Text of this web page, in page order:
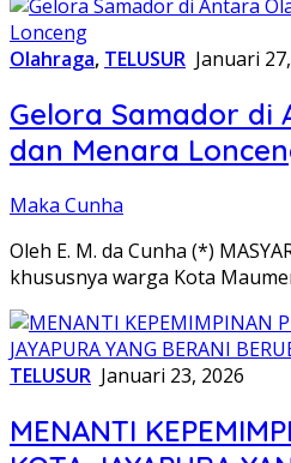
Olahraga, TELUSUR Januari
Gelora Samador di
dan Menara
Maka Cunha
Oleh E. M. da Cunha (*)
khususnya warga Kota
TELUSUR Januari 23, 2026
MENANTI